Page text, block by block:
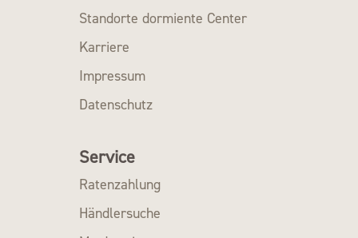
Standorte dormiente Center
Karriere
Impressum
Datenschutz
Service
Ratenzahlung
Händlersuche